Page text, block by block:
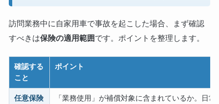
訪問業務中に自家用車で事故を起こした場合、まず確認
すべきは保険の適用範囲です。ポイントを整理します。
確認する
こと
ポイント
任意保険
「業務使用」が補償対象に含まれているか。日常